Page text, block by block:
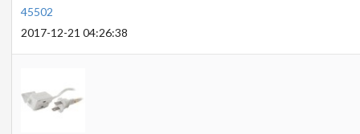
45502
2017-12-21 04:26:38